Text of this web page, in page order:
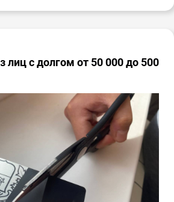
лиц с долгом от 50 000 до 500